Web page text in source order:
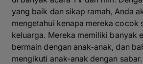
yang baik dan sikap ramah, Anda
mengetahui kenapa mereka cocok
keluarga. Mereka memiliki banyak
bermain dengan anak-anak, dan
mengikuti anak-anak dengan sabar.